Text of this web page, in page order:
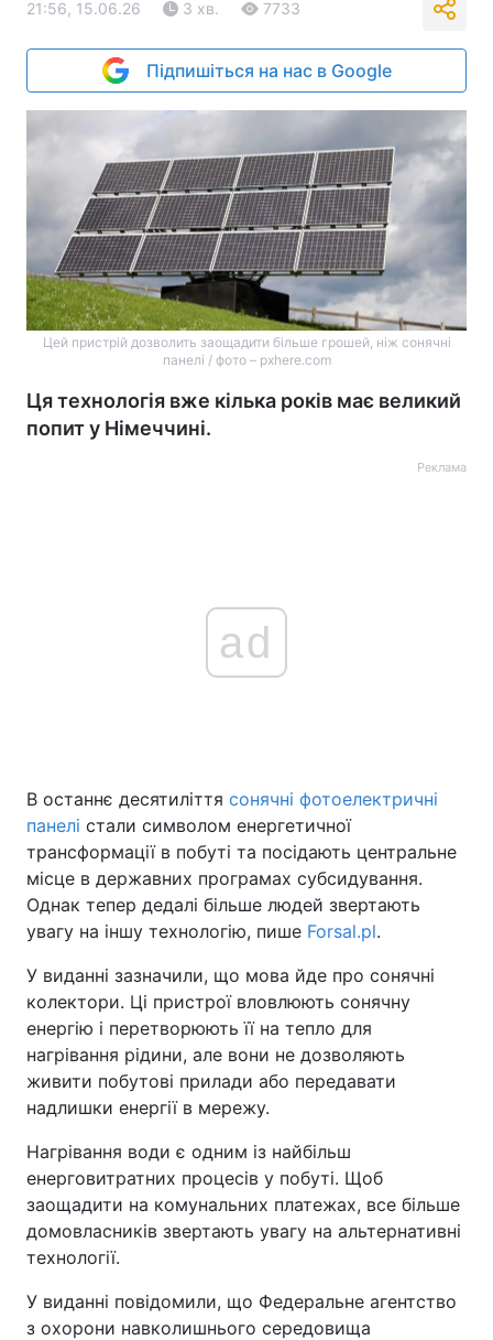
21:56, 15.06.26 3 хв. 7733
Підпишіться на нас в Google
Цей пристрій дозволить заощадити більше грошей, ніж сонячні
панелі / фото – pxhere.com
Ця технологія вже кілька років має великий
попит у Німеччині.
Реклама
ad
В останнє десятиліття сонячні фотоелектричні
панелі стали символом енергетичної
трансформації в побуті та посідають центральне
місце в державних програмах субсидування.
Однак тепер дедалі більше людей звертають
увагу на іншу технологію, пише Forsal.pl.
У виданні зазначили, що мова йде про сонячні
колектори. Ці пристрої вловлюють сонячну
енергію і перетворюють її на тепло для
нагрівання рідини, але вони не дозволяють
живити побутові прилади або передавати
надлишки енергії в мережу.
Нагрівання води є одним із найбільш
енерговитратних процесів у побуті. Щоб
заощадити на комунальних платежах, все більше
домовласників звертають увагу на альтернативні
технології.
У виданні повідомили, що Федеральне агентство
з охорони навколишнього середовища